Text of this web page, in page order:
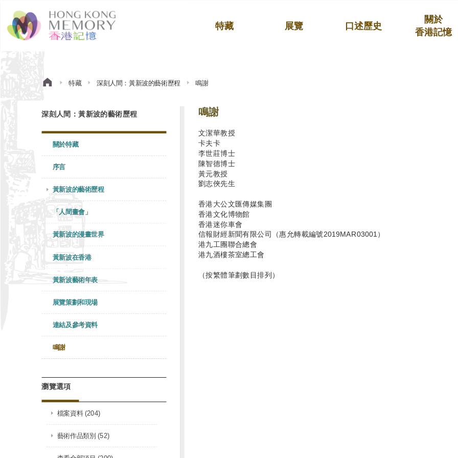
特藏 展覽 口述歷史
關於
香港記憶
特藏 深刻人間：黃新波的藝術歷程 鳴謝
深刻人間：黃新波的藝術歷程
關於特藏
序言
黃新波的藝術歷程
「人間畫會」
黃新波的漫畫世界
黃新波在香港
黃新波藝術年表
展覽策劃和現場
連結及參考資料
鳴謝
瀏覽選項
檔案資料 (204)
藝術作品類別 (52)
鳴謝
文潔華教授
卡夫卡
李世莊博士
陳智德博士
黃元教授
劉志俠先生
香港大公文匯傳媒集團
香港文化博物館
香港迷你車會
信報財經新聞有限公司（惠允轉載編號2019MAR03001）
港九工團聯合總會
港九酒樓茶室總工會
（按繁體筆劃數目排列）